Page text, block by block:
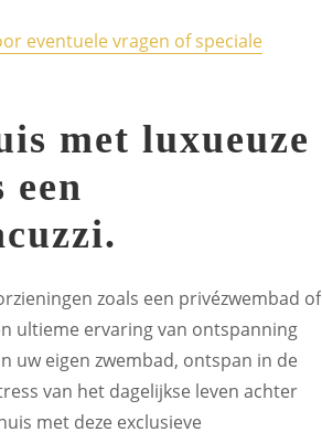
eventuele vragen of speciale
met luxueuze
een
zoals een privézwembad of
ultieme ervaring van ontspanning
uw eigen zwembad, ontspan in de
van het dagelijkse leven achter
met deze exclusieve